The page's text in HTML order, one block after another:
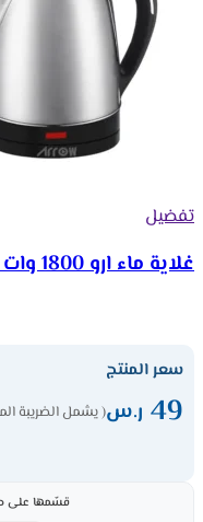
تفضيل
غلاية ماء ارو 1800 وات – 2.5 لتر – ستيل Ro-25lkt
سعر المنتج
49 ر.س( يشمل الضريبة
قسّمها على